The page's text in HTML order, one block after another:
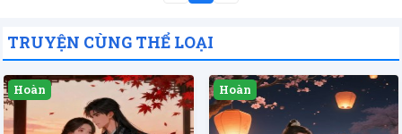
TRUYỆN CÙNG THỂ LOẠI